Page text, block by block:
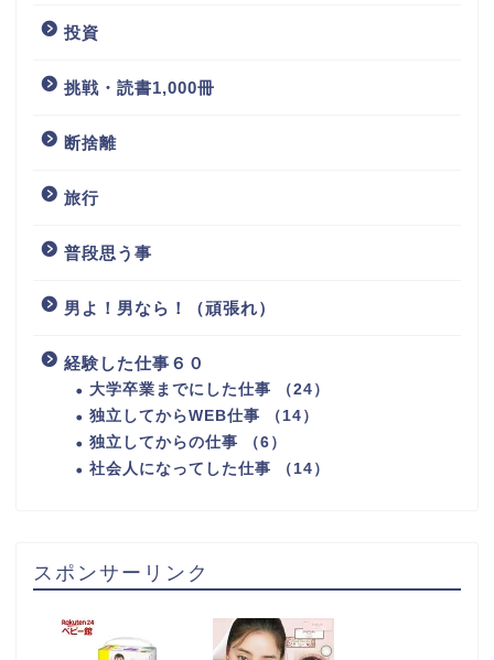
投資
挑戦・読書1,000冊
断捨離
旅行
普段思う事
男よ！男なら！（頑張れ）
経験した仕事６０
大学卒業までにした仕事 （24）
独立してからWEB仕事 （14）
独立してからの仕事 （6）
社会人になってした仕事 （14）
スポンサーリンク